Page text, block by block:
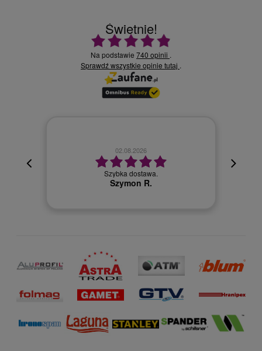
Świetnie!
Ocena średnia 4.9 na 5
Na podstawie 740 opinii .
Sprawdź wszystkie opinie tutaj .
02.08.2026
Szybka dostawa.
Szymon R.